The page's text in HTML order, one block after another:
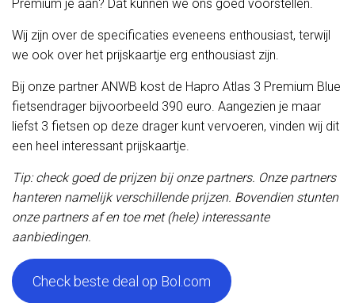
Premium je aan? Dat kunnen we ons goed voorstellen.
Wij zijn over de specificaties eveneens enthousiast, terwijl
we ook over het prijskaartje erg enthousiast zijn.
Bij onze partner ANWB kost de Hapro Atlas 3 Premium Blue
fietsendrager bijvoorbeeld 390 euro. Aangezien je maar
liefst 3 fietsen op deze drager kunt vervoeren, vinden wij dit
een heel interessant prijskaartje.
Tip: check goed de prijzen bij onze partners. Onze partners
hanteren namelijk verschillende prijzen. Bovendien stunten
onze partners af en toe met (hele) interessante
aanbiedingen.
Check beste deal op Bol.com